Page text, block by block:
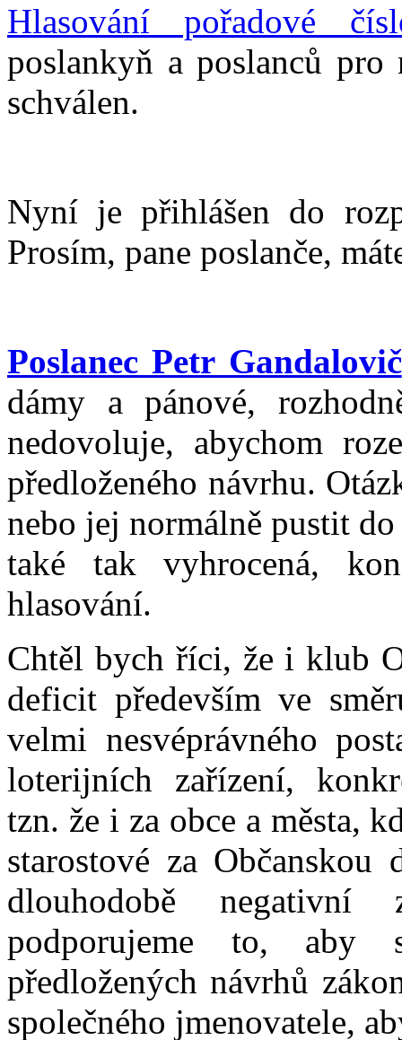
Hlasování pořadové
poslankyň a poslanců
schválen.
Nyní je přihlášen do
Prosím, pane poslanče,
Poslanec Petr Gandalovič
dámy a pánové,
nedovoluje, abychom
předloženého návrhu.
nebo jej normálně pustit
také tak vyhrocená,
hlasování.
Chtěl bych říci, že i klub
deficit především ve
velmi nesvéprávného
loterijních zařízení,
tzn. že i za obce a města,
starostové za
dlouhodobě
podporujeme to, aby
předložených návrhů
společného jmenovatele,